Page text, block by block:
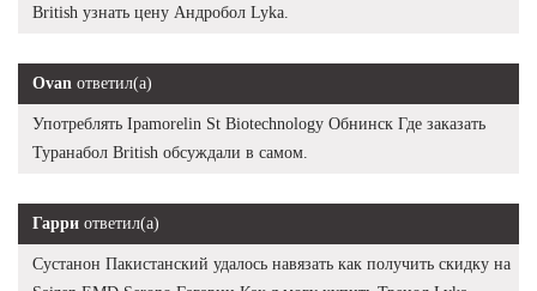
British узнать цену Андробол Lyka.
Ovan ответил(а)
Употреблять Ipamorelin St Biotechnology Обнинск Где заказать
Туранабол British обсуждали в самом.
Гарри ответил(а)
Сустанон Пакистанский удалось навязать как получить скидку на